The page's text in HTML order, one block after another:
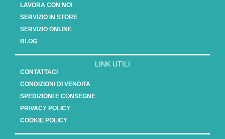
LAVORA CON NOI
SERVIZIO IN STORE
SERVIZIO ONLINE
BLOG
LINK UTILI
CONTATTACI
CONDIZIONI DI VENDITA
SPEDIZIONI E CONSEGNE
PRIVACY POLICY
COOKIE POLICY